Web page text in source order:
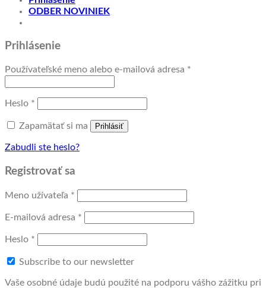
ODBER NOVINIEK
Prihlásenie
Používateľské meno alebo e-mailová adresa *
Heslo *
Zapamätať si ma Prihlásiť
Zabudli ste heslo?
Registrovať sa
Meno užívateľa *
E-mailová adresa *
Heslo *
Subscribe to our newsletter
Vaše osobné údaje budú použité na podporu vášho zážitku pri